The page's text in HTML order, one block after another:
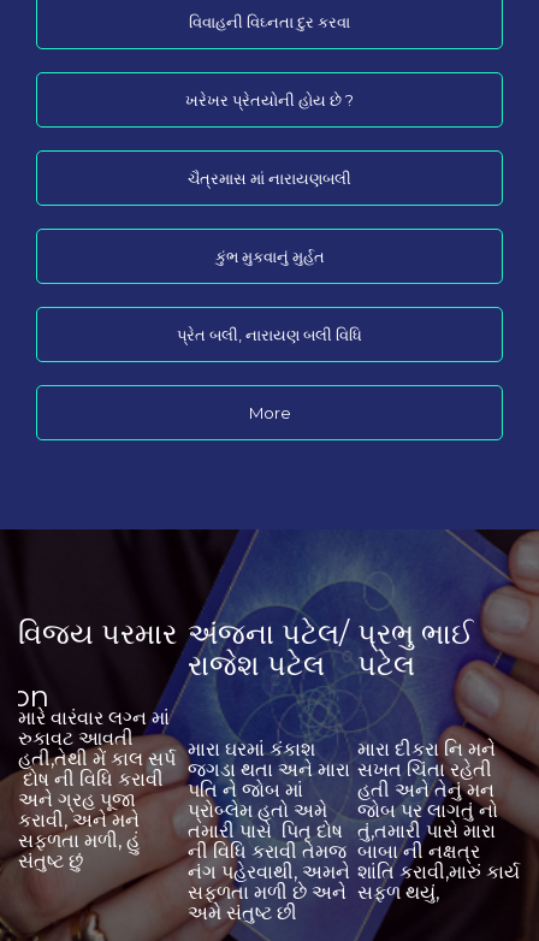
વિવાહની વિઘ્નતા દુર કરવા
ખરેખર પ્રેતયોની હોય છે ?
ચૈત્રમાસ માં નારાયણબલી
કુંભ મુકવાનું મુર્હત
પ્રેત બલી, નારાયણ બલી વિધિ
More
અંજના પટેલ/
મારા ઘરમાં કંકાશ
જગડા થતા અને મારા
પતિ ને જોબ માં
પ્રોબ્લેમ હતો અમે
તમારી પાસે પિતૃ દોષ
ની વિધિ કરાવી તેમજ
નંગ પહેરવાથી, અમને
સફળતા મળી છે અને
અમે સંતુષ્ટ છી
પ્રભુ ભાઈ
પટેલ
મારા દીકરા નિ મને
સખત ચિંતા રહેતી
હતી અને તેનું મન
જોબ પર લાગતું નો
તું,તમારી પાસે મારા
બાબા ની નક્ષત્ર
શાંતિ કરાવી,મારું કાર્ય
સફળ થયું,
મહેશ
કાકડિયા
મારા ઘરમાં કંકાશ રહે
તો હતો, તમારી પાસે
પિતૃ દોષ ની વિધિ
કરાવી. મારું કાર્ય
સફળ થયું મને
સંતોસ થયો